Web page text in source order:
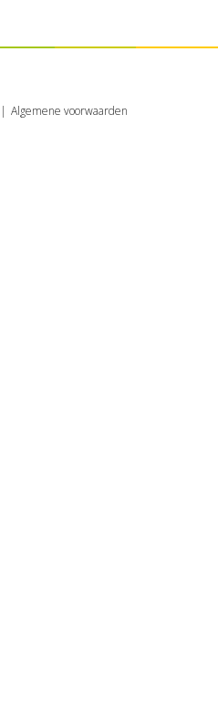
Algemene voorwaarden